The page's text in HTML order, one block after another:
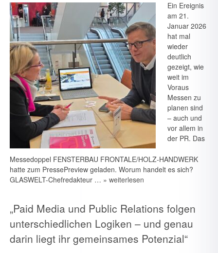
Ein Ereignis
am 21.
Januar 2026
hat mal
wieder
deutlich
gezeigt, wie
weit im
Voraus
Messen zu
planen sind
– auch und
vor allem in
der PR. Das
Messedoppel FENSTERBAU FRONTALE/HOLZ-HANDWERK
hatte zum PressePreview geladen. Worum handelt es sich?
GLASWELT-Chefredakteur … » weiterlesen
„Paid Media und Public Relations folgen
unterschiedlichen Logiken – und genau
darin liegt ihr gemeinsames Potenzial“